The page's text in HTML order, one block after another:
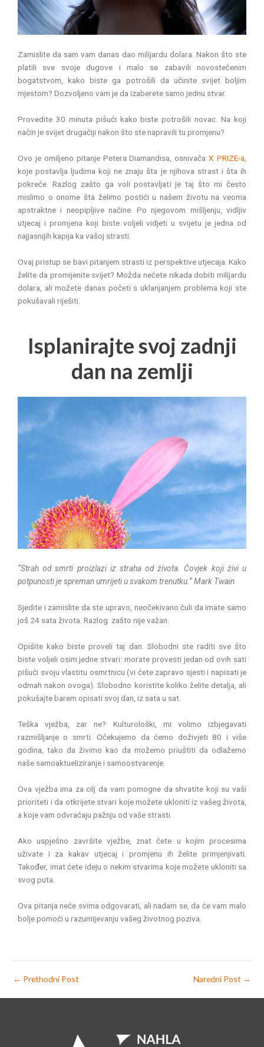
Zamislite da sam vam danas dao milijardu dolara. Nakon što ste
platili sve svoje dugove i malo se zabavili novostečenim
bogatstvom, kako biste ga potrošili da učinite svijet boljim
mjestom? Dozvoljeno vam je da izaberete samo jednu stvar.
Provedite 30 minuta pišući kako biste potrošili novac. Na koji
način je svijet drugačiji nakon što ste napravili tu promjenu?
Ovo je omiljeno pitanje Petera Diamandisa, osnivačaX PRIZE-a
koje postavlja ljudima koji ne znaju šta je njihova strast i šta ih
pokreće. Razlog zašto ga voli postavljati je taj što mi često
mislimo o onome šta želimo postići u našem životu na veoma
apstraktne i neopipljive načine. Po njegovom mišljenju, vidljiv
utjecaj i promjena koji biste voljeli vidjeti u svijetu je jedna od
najjasnijih kapija ka vašoj strasti.
Ovaj pristup se bavi pitanjem strasti iz perspektive utjecaja. Kako
želite da promijenite svijet? Možda nećete nikada dobiti milijardu
dolara, ali možete danas početi s uklanjanjem problema koji ste
pokušavali riješiti.
Isplanirajte svoj zadnji
dan na zemlji
“Strah od smrti proizlazi iz straha od života. Čovjek koji živi u
potpunosti je spreman umrijeti u svakom trenutku.“ Mark Twain
Sjedite i zamislite da ste upravo, neočekivano čuli da imate samo
još 24 sata života. Razlog zašto nije važan.
Opišite kako biste proveli taj dan. Slobodni ste raditi sve što
biste voljeli osim jedne stvari: morate provesti jedan od ovih sati
pišući svoju vlastitu osmrtnicu (vi ćete zapravo sjesti i napisati je
odmah nakon ovoga). Slobodno koristite koliko želite detalja, ali
pokušajte barem opisati svoj dan, iz sata u sat.
Teška vježba, zar ne? Kulturološki, mi volimo izbjegavati
razmišljanje o smrti. Očekujemo da ćemo doživjeti 80 i više
godina, tako da živimo kao da možemo priuštiti da odlažemo
naše samoaktueliziranje i samoostvarenje.
Ova vježba ima za cilj da vam pomogne da shvatite koji su vaši
prioriteti i da otkrijete stvari koje možete ukloniti iz vašeg života,
a koje vam odvraćaju pažnju od vaše strasti.
Ako uspješno završite vježbe, znat ćete u kojim procesima
uživate i za kakav utjecaj i promjenu ih želite primjenjivati.
Također, imat ćete ideju o nekim stvarima koje možete ukloniti sa
svog puta.
Ova pitanja neće svima odgovarati, ali nadam se, da će vam malo
bolje pomoći u razumijevanju vašeg životnog poziva.
← Prethodni Post Naredni Post →